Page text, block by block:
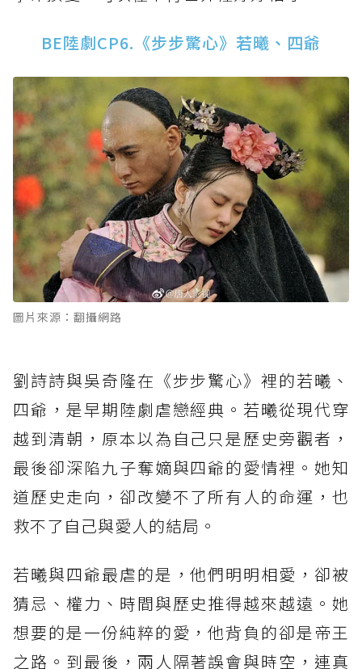
BE陸劇CP6.《步步驚心》若曦、四爺
圖片來源：翻攝網路
劉詩詩與吳奇隆在《步步驚心》裡的若曦、
四爺，是早期陸劇虐戀經典。若曦從現代穿
越到清朝，原本以為自己只是歷史旁觀者，
最後卻深陷九子奪嫡與四爺的愛情裡。她知
道歷史走向，卻改變不了所有人的命運，也
救不了自己與愛人的結局。
若曦與四爺最虐的是，他們明明相愛，卻被
猜忌、權力、時間與歷史推得越來越遠。她
想要的是一份純粹的愛，他背負的卻是帝王
之路。到最後，兩人隔著誤會與時空，連真